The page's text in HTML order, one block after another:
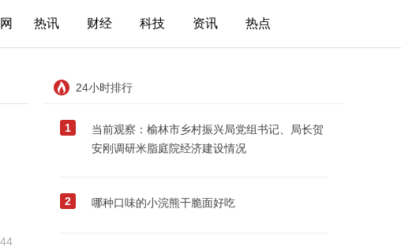
热讯 财经 科技 资讯 热点
24小时排行
1
当前观察：榆林市乡村振兴局党组书记、局长贺
安刚调研米脂庭院经济建设情况
2 哪种口味的小浣熊干脆面好吃